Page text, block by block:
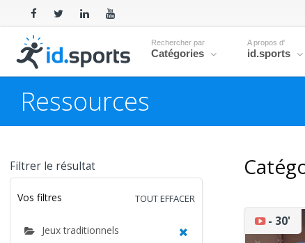
Rechercher par
Catégories
A propos d'
id.sports
Ressources
Filtrer le résultat
TOUT EFFACER
Vos filtres
Jeux traditionnels
30'
- 30'